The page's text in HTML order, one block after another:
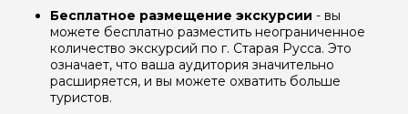
Бесплатное размещение экскурсии - вы
можете бесплатно разместить неограниченное
количество экскурсий по г. Старая Русса. Это
означает, что ваша аудитория значительно
расширяется, и вы можете охватить больше
туристов.